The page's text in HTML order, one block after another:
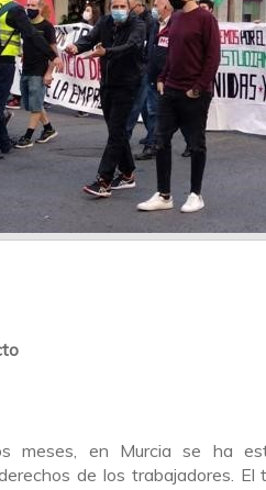
meses, en Murcia se ha
de los trabajadores.